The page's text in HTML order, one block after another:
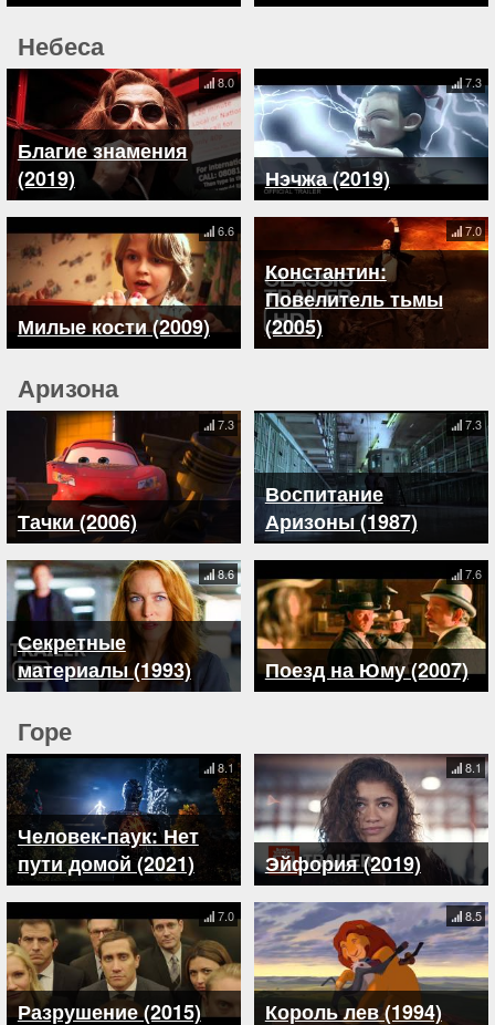
Небеса
Благие знамения
(2019)
8.0
Нэчжа (2019)
7.3
Милые кости (2009)
6.6
Константин:
Повелитель тьмы
(2005)
7.0
Аризона
Тачки (2006)
7.3
Воспитание
Аризоны (1987)
7.3
Секретные
материалы (1993)
8.6
Поезд на Юму (2007)
7.6
Горе
Человек-паук: Нет
пути домой (2021)
8.1
Эйфория (2019)
8.1
Разрушение (2015)
7.0
Король лев (1994)
8.5